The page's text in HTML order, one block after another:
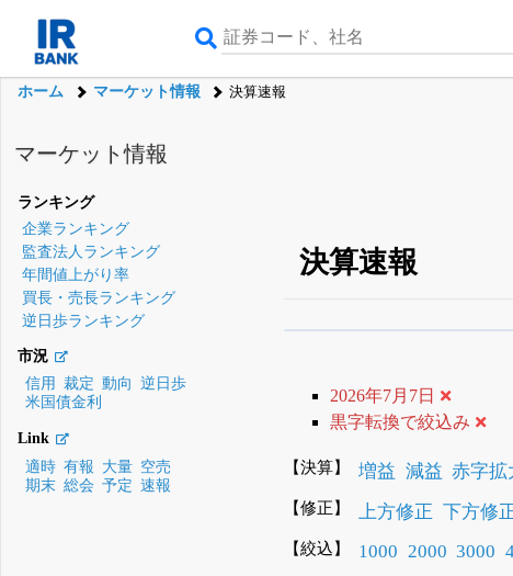
ホーム マーケット情報 決算速報
マーケット情報
ランキング
企業ランキング
監査法人ランキング
年間値上がり率
買長・売長ランキング
逆日歩ランキング
市況
信用
裁定 動向
逆日歩
米国債金利
Link
適時 有報 大量 空売
期末 総会 予定 速報
決算速報
登録すると永久
2026年7月7日
黒字転換で絞込み
【決算】 増益 減益 赤字拡
【修正】 上方修正 下方修
【絞込】 1000 2000 3000